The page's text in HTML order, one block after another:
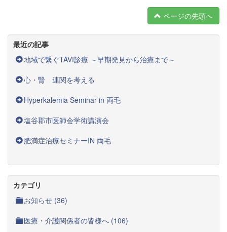
ページの先頭へ
最近の記事
地域で繋ぐTAVI診療 ～早期発見から治療まで～
心・腎 連関を考える
Hyperkalemia Seminar in 両毛
塩谷郡市医師会学術講演会
肥満症治療セミナーIN 両毛
カテゴリ
お知らせ (36)
医療・介護関係者の皆様へ (106)